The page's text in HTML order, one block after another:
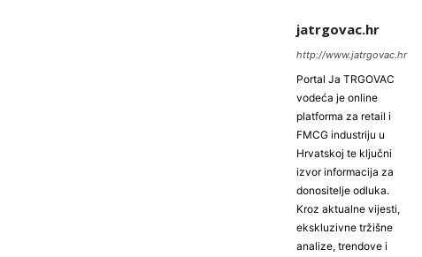
jatrgovac.hr
http://www.jatrgovac.hr
Portal Ja TRGOVAC
vodeća je online
platforma za retail i
FMCG industriju u
Hrvatskoj te ključni
izvor informacija za
donositelje odluka.
Kroz aktualne vijesti,
ekskluzivne tržišne
analize, trendove i